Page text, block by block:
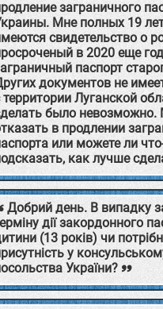
заграничного
Мне полных 19
свидетельство о
в 2020 еще
паспорт
документов не
территории Луганской
было невозможно.
в продлении
или можете ли
как лучше
Добрий день. В випадку
дії закордонного
(13 років) чи
у
України?